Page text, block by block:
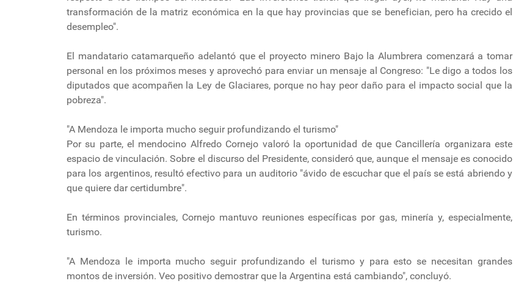
transformación de la matriz económica en la que hay provincias que se benefician, pero ha crecido el
desempleo".
El mandatario catamarqueño adelantó que el proyecto minero Bajo la Alumbrera comenzará a tomar
personal en los próximos meses y aprovechó para enviar un mensaje al Congreso: "Le digo a todos los
diputados que acompañen la Ley de Glaciares, porque no hay peor daño para el impacto social que la
pobreza".
"A Mendoza le importa mucho seguir profundizando el turismo"
Por su parte, el mendocino Alfredo Cornejo valoró la oportunidad de que Cancillería organizara este
espacio de vinculación. Sobre el discurso del Presidente, consideró que, aunque el mensaje es conocido
para los argentinos, resultó efectivo para un auditorio "ávido de escuchar que el país se está abriendo y
que quiere dar certidumbre".
En términos provinciales, Cornejo mantuvo reuniones específicas por gas, minería y, especialmente,
turismo.
"A Mendoza le importa mucho seguir profundizando el turismo y para esto se necesitan grandes
montos de inversión. Veo positivo demostrar que la Argentina está cambiando", concluyó.